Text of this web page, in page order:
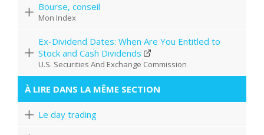
Bourse, conseil
Mon Index
Ex-Dividend Dates: When Are You Entitled to
Stock and Cash Dividends
U.S. Securities And Exchange Commission
À LIRE DANS LA MÊME SECTION
Le day trading